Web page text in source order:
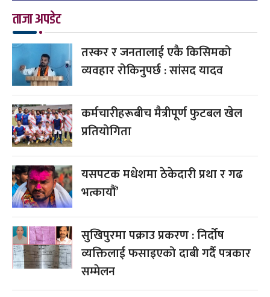
ताजा अपडेट
तस्कर र जनतालाई एकै किसिमको
व्यवहार रोकिनुपर्छ : सांसद यादव
कर्मचारीहरूबीच मैत्रीपूर्ण फुटबल खेल
प्रतियोगिता
यसपटक मधेशमा ठेकेदारी प्रथा र गढ
भत्कायौं’
सुखिपुरमा पक्राउ प्रकरण : निर्दोष
व्यक्तिलाई फसाइएको दाबी गर्दै पत्रकार
सम्मेलन